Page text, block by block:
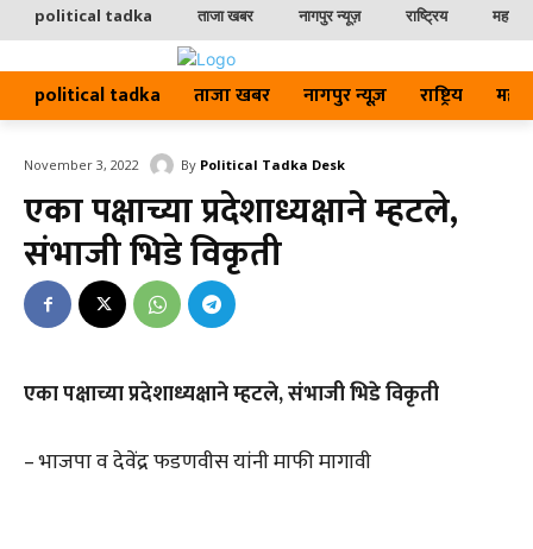
political tadka ताजा खबर नागपुर न्यूज़ राष्ट्रिय
political tadka ताजा खबर नागपुर न्यूज़ राष्ट्रिय
November 3, 2022 By Political Tadka Desk
एका पक्षाच्या प्रदेशाध्यक्षाने म्हटले,
संभाजी भिडे विकृती
एका पक्षाच्या प्रदेशाध्यक्षाने म्हटले, संभाजी भिडे विकृती
– भाजपा व देवेंद्र फडणवीस यांनी माफी मागावी